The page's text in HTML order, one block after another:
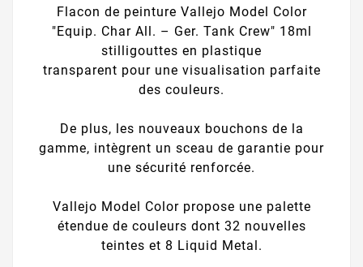
Flacon de peinture Vallejo Model Color
"Equip. Char All. – Ger. Tank Crew" 18ml
stilligouttes en plastique
transparent pour une visualisation parfaite
des couleurs.
De plus, les nouveaux bouchons de la
gamme, intègrent un sceau de garantie pour
une sécurité renforcée.
Vallejo Model Color propose une palette
étendue de couleurs dont 32 nouvelles
teintes et 8 Liquid Metal.